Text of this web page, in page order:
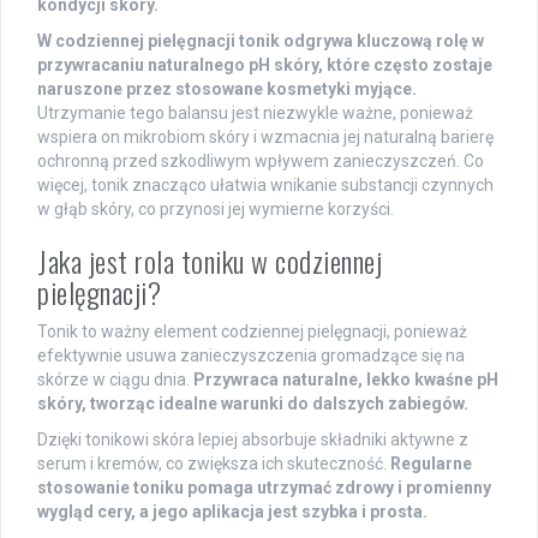
kondycji skóry.
W codziennej pielęgnacji tonik odgrywa kluczową rolę w
przywracaniu naturalnego pH skóry, które często zostaje
naruszone przez stosowane kosmetyki myjące.
Utrzymanie tego balansu jest niezwykle ważne, ponieważ
wspiera on mikrobiom skóry i wzmacnia jej naturalną barierę
ochronną przed szkodliwym wpływem zanieczyszczeń. Co
więcej, tonik znacząco ułatwia wnikanie substancji czynnych
w głąb skóry, co przynosi jej wymierne korzyści.
Jaka jest rola toniku w codziennej
pielęgnacji?
Tonik to ważny element codziennej pielęgnacji, ponieważ
efektywnie usuwa zanieczyszczenia gromadzące się na
skórze w ciągu dnia. Przywraca naturalne, lekko kwaśne pH
skóry, tworząc idealne warunki do dalszych zabiegów.
Dzięki tonikowi skóra lepiej absorbuje składniki aktywne z
serum i kremów, co zwiększa ich skuteczność. Regularne
stosowanie toniku pomaga utrzymać zdrowy i promienny
wygląd cery, a jego aplikacja jest szybka i prosta.